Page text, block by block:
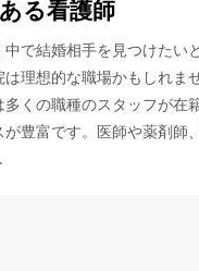
る看護師
で結婚相手を見つけたい
は理想的な職場かもしれま
くの職種のスタッフが在
が豊富です。医師や薬剤師